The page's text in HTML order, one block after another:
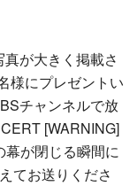
が大きく掲載さ
様にプレゼントい
チャンネルで放
[WARNING]
が閉じる瞬間に
てお送りくださ